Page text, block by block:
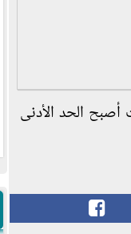
أصبح الحد الأدنى